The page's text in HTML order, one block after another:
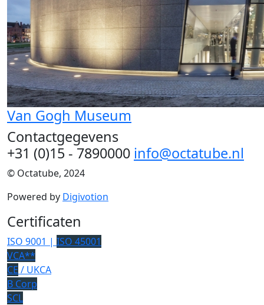
Van Gogh Museum
Contactgegevens
+31 (0)15 - 7890000 info@octatube.nl
© Octatube, 2024
Powered by Digivotion
Certificaten
ISO 9001 | ISO 45001
VCA**
CE / UKCA
B Corp
SCL